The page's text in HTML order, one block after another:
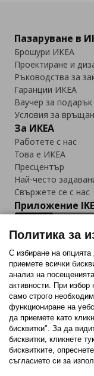
Пазаруване в
Брошури ИКЕА
Проектиране и
Ръководства за
Гаранции ИКЕА
Ваучер за
Условия за
За ИКЕА
Работете с нас
Това е ИКЕА
Пресцентър
Най-често
Свържете се с нас
Приложение
Последвайте
FacebookTwitter
Политика за
Политика за
С избиране на
приемете всички
анализ на
активности. При
само строго
функциониране на
да приемете като
бисквитки". За да
бисквитки, кликнете
бисквитките,
съгласието си за